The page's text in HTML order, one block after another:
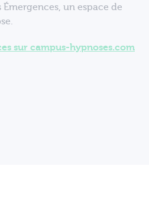
un espace de
sur campus-hypnoses.com